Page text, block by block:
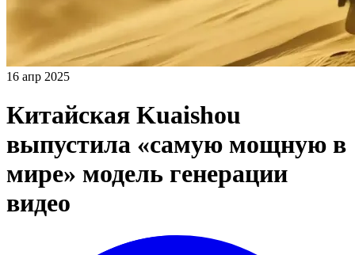
16 апр 2025
Китайская Kuaishou
выпустила «самую мощную в
мире» модель генерации
видео